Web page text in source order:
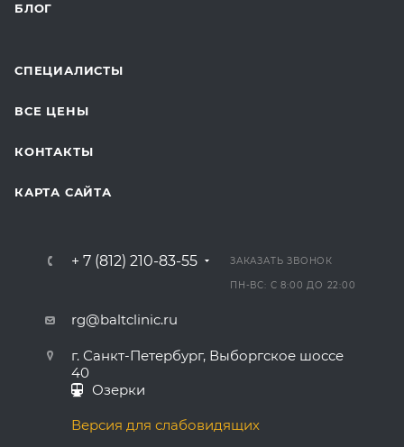
БЛОГ
СПЕЦИАЛИСТЫ
ВСЕ ЦЕНЫ
КОНТАКТЫ
КАРТА САЙТА
+ 7 (812) 210-83-55 ЗАКАЗАТЬ ЗВОНОК
ПН-ВС: С 8:00 ДО 22:00
rg@baltclinic.ru
г. Санкт-Петербург, Выборгское шоссе
40
Озерки
Версия для слабовидящих